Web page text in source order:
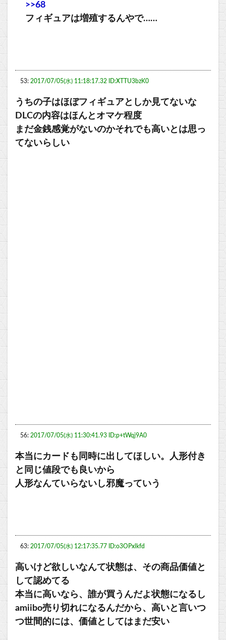
>>68
フィギュアは増殖するんやで……
53: 2017/07/05(水) 11:18:17.32 ID:XTTU3bzK0
うちの子はほぼフィギュアとしか見てないな
DLCの内容はほんとオマケ程度
まだ金銭感覚がないのかそれでも高いとは思っ
てないらしい
56: 2017/07/05(水) 11:30:41.93 ID:p+tWqj9A0
本当にカードも同時に出してほしい。人形付き
と同じ値段でも良いから
人形なんていらないし邪魔っていう
63: 2017/07/05(水) 12:17:35.77 ID:o3OPxlkfd
高いけど欲しいなんて状態は、その商品価値と
して認めてる
本当に高いなら、誰が買うんだよ状態になるし
amiibo売り切れになるんだから、高いと言いつ
つ世間的には、価値としてはまだ安い